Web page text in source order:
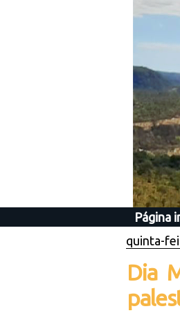
Página
quinta-
Dia